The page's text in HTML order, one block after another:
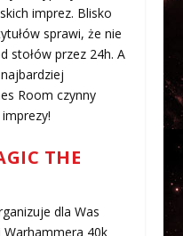
imprez. Blisko
sprawi, że nie
stołów przez 24h. A
Room czynny
THE
dla Was
40k